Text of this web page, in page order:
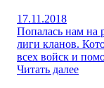
17.11.2018
Попалась нам на
лиги кланов.
всех войск и
Читать далее